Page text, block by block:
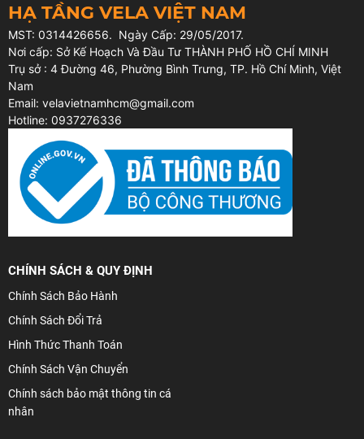
HẠ TẦNG VELA VIỆT NAM
MST: 0314426656. Ngày Cấp: 29/05/2017.
Nơi cấp: Sở Kế Hoạch Và Đầu Tư THÀNH PHỐ HỒ CHÍ MINH
Trụ sở : 4 Đường 46, Phường Bình Trưng, TP. Hồ Chí Minh, Việt
Nam
Email: velavietnamhcm@gmail.com
Hotline: 0937276336
CHÍNH SÁCH & QUY ĐỊNH
Chính Sách Bảo Hành
Chính Sách Đổi Trả
Hình Thức Thanh Toán
Chính Sách Vận Chuyển
Chính sách bảo mật thông tin cá
nhân